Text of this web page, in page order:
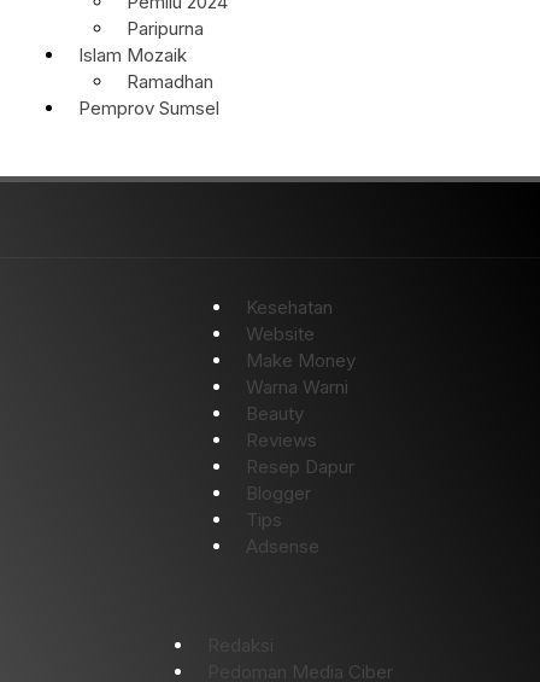
Paripurna
Islam Mozaik
Ramadhan
Pemprov Sumsel
Kesehatan
Website
Make Money
Warna Warni
Beauty
Reviews
Resep Dapur
Blogger
Tips
Adsense
Redaksi
Pedoman Media Ciber